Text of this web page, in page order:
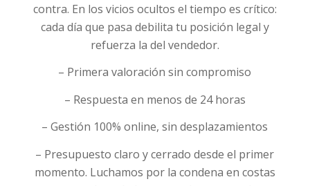
contra. En los vicios ocultos el tiempo es crítico:
cada día que pasa debilita tu posición legal y
refuerza la del vendedor.
– Primera valoración sin compromiso
– Respuesta en menos de 24 horas
– Gestión 100% online, sin desplazamientos
– Presupuesto claro y cerrado desde el primer
momento. Luchamos por la condena en costas